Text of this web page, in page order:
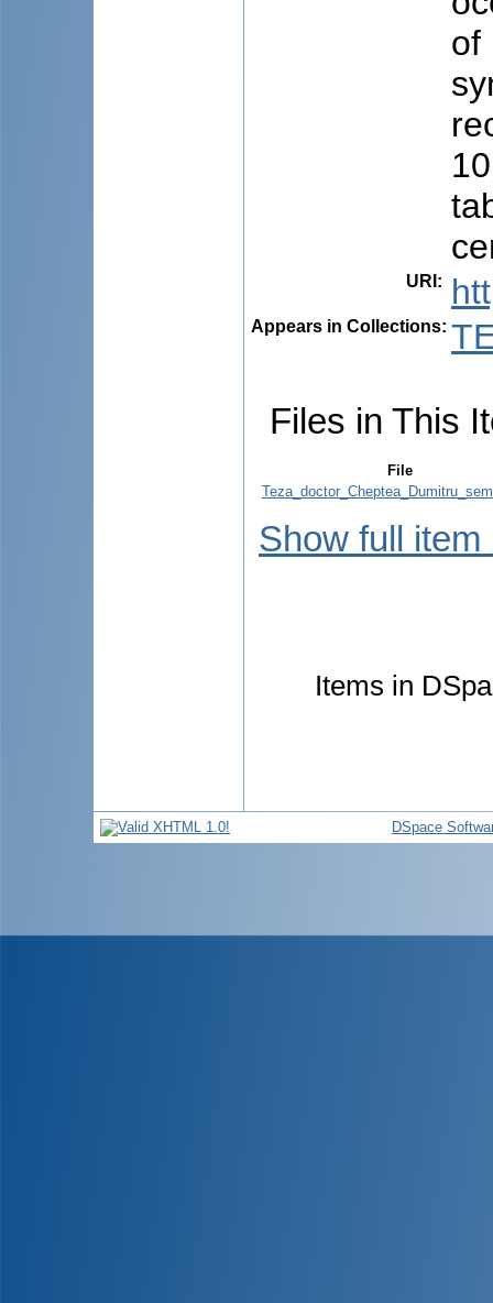
of
URI :
Appears in Collections:
Files in This
File
Show full item
Items in
DSpace